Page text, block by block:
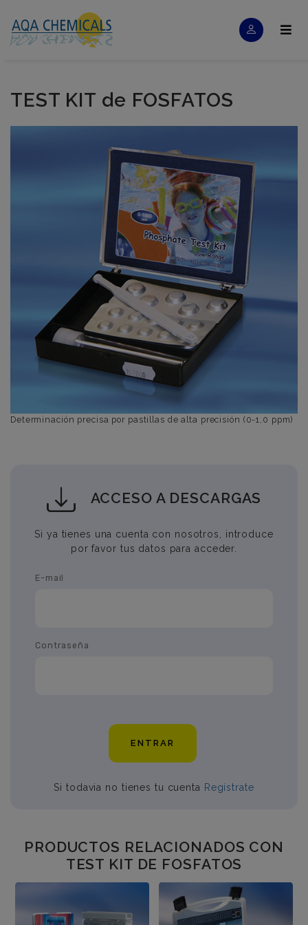
TEST KIT de FOSFATOS
Determinación precisa por pastillas de alta precisión (0-1,0 ppm)
ACCESO A DESCARGAS
Si ya tienes una cuenta con nosotros, introduce
por favor tus datos para acceder.
E-mail
Contraseña
ENTRAR
Si todavia no tienes tu cuenta Regístrate
PRODUCTOS RELACIONADOS CON
TEST KIT DE FOSFATOS